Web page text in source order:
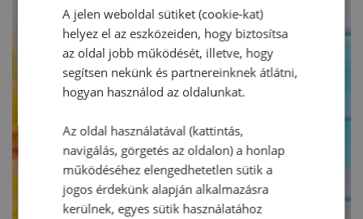
A jelen weboldal sütiket (cookie-kat)
helyez el az eszközeiden, hogy biztosítsa
az oldal jobb működését, illetve, hogy
segítsen nekünk és partnereinknek átlátni,
hogyan használod az oldalunkat.
Az oldal használatával (kattintás,
navigálás, görgetés az oldalon) a honlap
működéséhez elengedhetetlen sütik a
jogos érdekünk alapján alkalmazásra
kerülnek, egyes sütik használatához